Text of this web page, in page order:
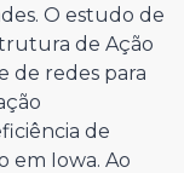
O estudo de
de Ação
de redes para
de
em Iowa. Ao